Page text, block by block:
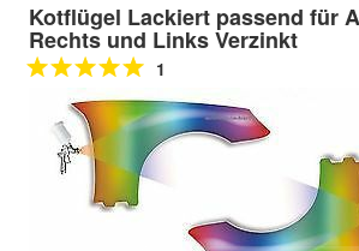
Kotflügel Lackiert passend für
Rechts und Links Verzinkt
1